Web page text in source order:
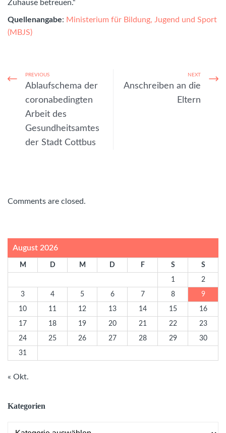
Zuhause betreuen.“
Quellenangabe: Ministerium für Bildung, Jugend und Sport
(MBJS)
PREVIOUS
Ablaufschema der
coronabedingten
Arbeit des
Gesundheitsamtes
der Stadt Cottbus
NEXT
Anschreiben an die
Eltern
Comments are closed.
August 2026
M D M D F S S
1 2
3 4 5 6 7 8 9
10 11 12 13 14 15 16
17 18 19 20 21 22 23
24 25 26 27 28 29 30
31
« Okt.
Kategorien